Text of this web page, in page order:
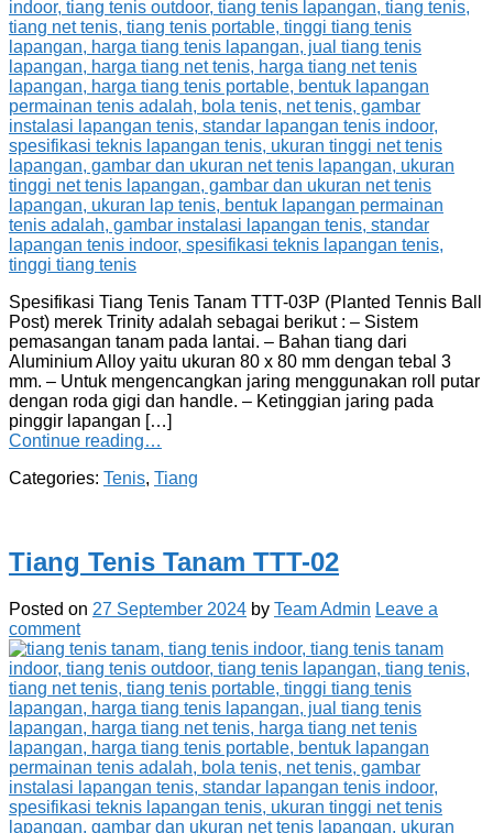
Spesifikasi Tiang Tenis Tanam TTT-03P (Planted Tennis Ball
Post) merek Trinity adalah sebagai berikut : – Sistem
pemasangan tanam pada lantai. – Bahan tiang dari
Aluminium Alloy yaitu ukuran 80 x 80 mm dengan tebal 3
mm. – Untuk mengencangkan jaring menggunakan roll putar
dengan roda gigi dan handle. – Ketinggian jaring pada
pinggir lapangan […]
Continue reading…
Categories: Tenis, Tiang
Tiang Tenis Tanam TTT-02
Posted on 27 September 2024 by Team Admin Leave a
comment